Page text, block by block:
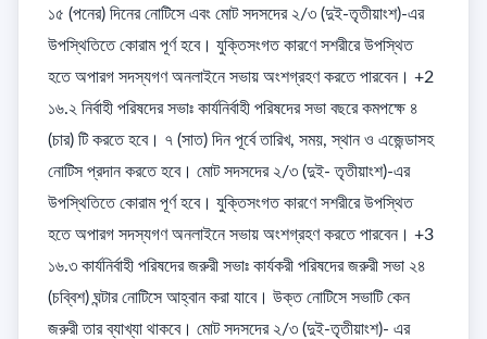
১৫ (পনের) দিনের নোটিসে এবং মোট সদসদের ২/৩ (দুই-তৃতীয়াংশ)-এর
উপস্থিতিতে কোরাম পূর্ণ হবে। যুক্তিসংগত কারণে সশরীরে উপস্থিত
হতে অপারগ সদস্যগণ অনলাইনে সভায় অংশগ্রহণ করতে পারবেন। +2
১৬.২ নির্বাহী পরিষদের সভাঃ কার্যনির্বাহী পরিষদের সভা বছরে কমপক্ষে ৪
(চার) টি করতে হবে। ৭ (সাত) দিন পূর্বে তারিখ, সময়, স্থান ও এজেন্ডাসহ
নোটিস প্রদান করতে হবে। মোট সদসদের ২/৩ (দুই- তৃতীয়াংশ)-এর
উপস্থিতিতে কোরাম পূর্ণ হবে। যুক্তিসংগত কারণে সশরীরে উপস্থিত
হতে অপারগ সদস্যগণ অনলাইনে সভায় অংশগ্রহণ করতে পারবেন। +3
১৬.৩ কার্যনির্বাহী পরিষদের জরুরী সভাঃ কার্যকরী পরিষদের জরুরী সভা ২৪
(চব্বিশ) ঘন্টার নোটিসে আহ্বান করা যাবে। উক্ত নোটিসে সভাটি কেন
জরুরী তার ব্যাখ্যা থাকবে। মোট সদসদের ২/৩ (দুই-তৃতীয়াংশ)- এর